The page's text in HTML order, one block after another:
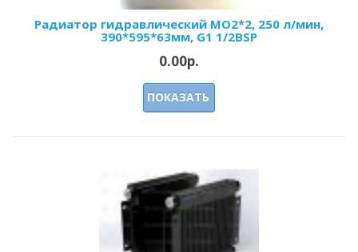
Радиатор гидравлический МО2*2, 250 л/мин,
390*595*63мм, G1 1/2BSP
0.00р.
ПОКАЗАТЬ